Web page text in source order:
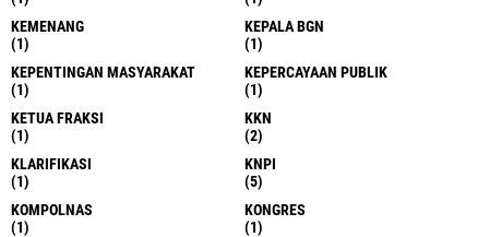
KEMENANG
(1)
KEPALA BGN
(1)
KEPENTINGAN MASYARAKAT
(1)
KEPERCAYAAN PUBLIK
(1)
KETUA FRAKSI
(1)
KKN
(2)
KLARIFIKASI
(1)
KNPI
(5)
KOMPOLNAS
(1)
KONGRES
(1)